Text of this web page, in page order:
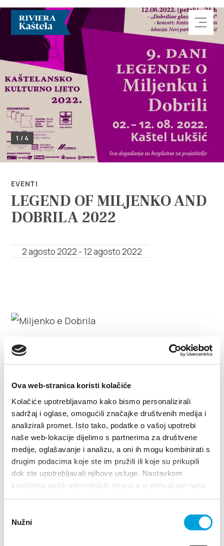
Ova web-stranica koristi kolačiće
Kolačiće upotrebljavamo kako bismo personalizirali
sadržaj i oglase, omogućili značajke društvenih medija i
analizirali promet. Isto tako, podatke o vašoj upotrebi
naše web-lokacije dijelimo s partnerima za društvene
medije, oglašavanje i analizu, a oni ih mogu kombinirati s
drugim podacima koje ste im pružili ili koje su prikupili
dok ste upotrebljavali njihove usluge. Nastavkom
korištenja naših internetskih stranica vi prihvaćate našu
pristanka
Nužni
Esplora
Destinazione
Info
Tourist office
it
info@kastela-info.hr
Villa Nika, Kamberovo šetalište 30,
21216 Kaštel Stari, Hrvatska
Indicazioni
1 / 4
EVENTI
LEGEND OF MILJENKO AND
DOBRILA 2022
2 agosto 2022 - 12 agosto 2022
Miljenko e Dobrila
Nella seconda metà del 17. secolo, a Kaštel Lukšić, la
nòbile Adalberto Rušinić il figlio Miljenko. Il bel
ragazzo e la tenera ragazza si furono ardentemente
innamorati l'uno dell'altro. Il conflitto tra le loro
famiglie ed i loro padri per i...
LEGGI DI PIÙ